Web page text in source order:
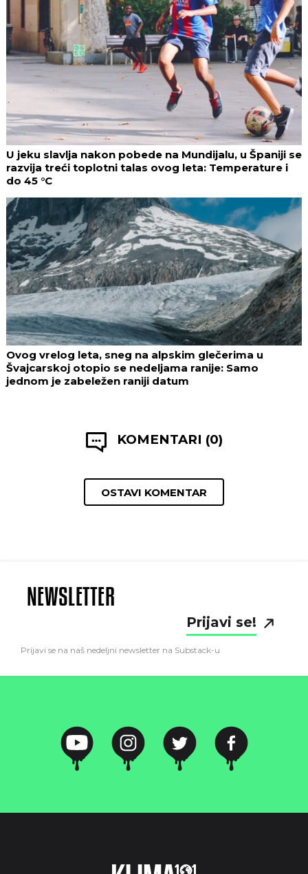
U jeku slavlja nakon pobede na Mundijalu, u Španiji se
razvija treći toplotni talas ovog leta: Temperature i
do 45 °C
Ovog vrelog leta, sneg na alpskim glečerima u
Švajcarskoj otopio se nedeljama ranije: Samo
jednom je zabeležen raniji datum
KOMENTARI (0)
OSTAVI KOMENTAR
NEWSLETTER
Prijavi se!
Prijavi se na naš nedeljni newsletter na Substack-u